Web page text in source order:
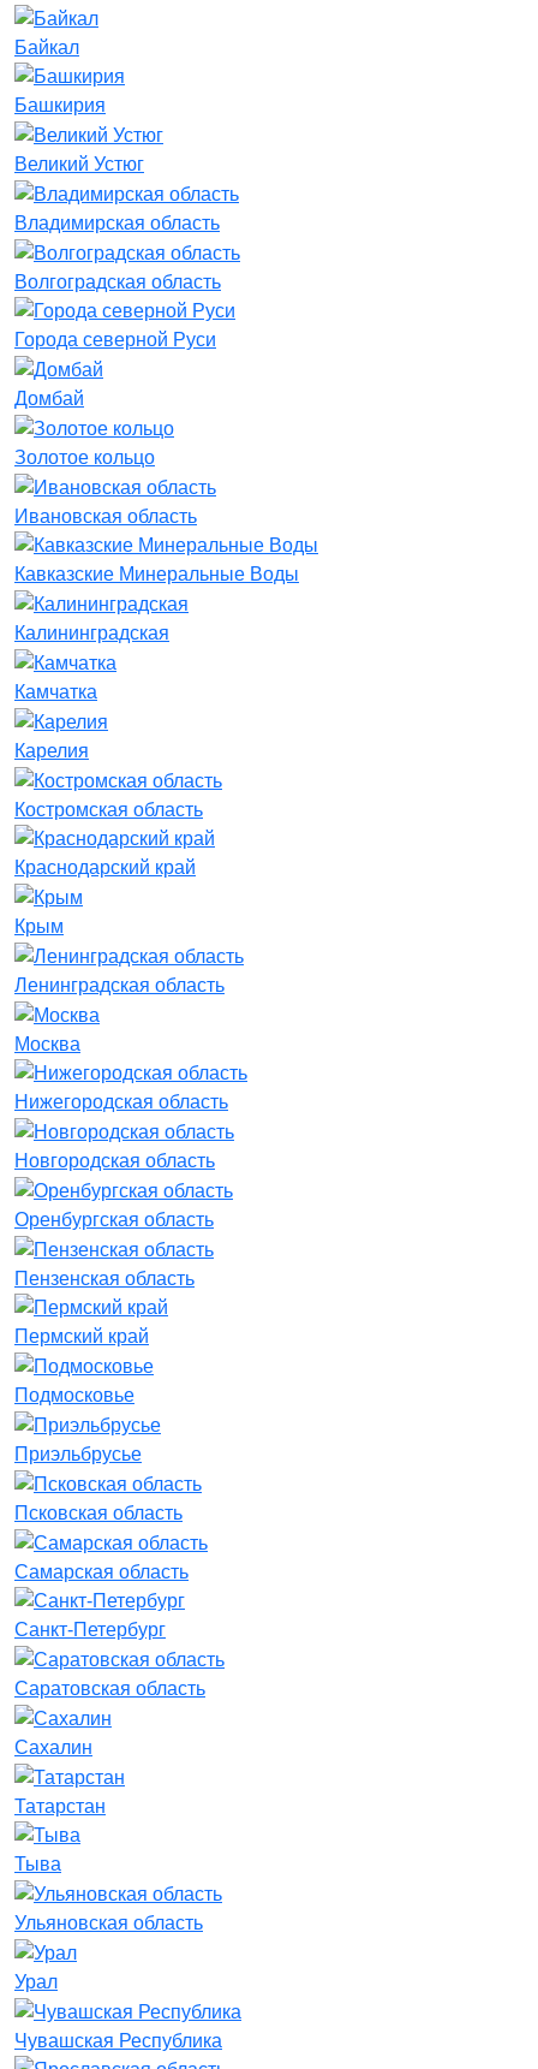
Байкал
Башкирия
Великий Устюг
Владимирская область
Волгоградская область
Города северной Руси
Домбай
Золотое кольцо
Ивановская область
Кавказские Минеральные Воды
Калининградская
Камчатка
Карелия
Костромская область
Краснодарский край
Крым
Ленинградская область
Москва
Нижегородская область
Новгородская область
Оренбургская область
Пензенская область
Пермский край
Подмосковье
Приэльбрусье
Псковская область
Самарская область
Санкт-Петербург
Саратовская область
Сахалин
Татарстан
Тыва
Ульяновская область
Урал
Чувашская Республика